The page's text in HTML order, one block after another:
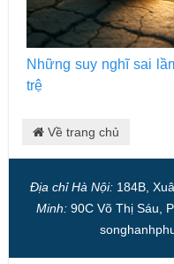
Những suy nghĩ sai
trệ
Về trang chủ
Địa chỉ Hà Nội:184B,
Minh:90C Võ Thị Sáu,